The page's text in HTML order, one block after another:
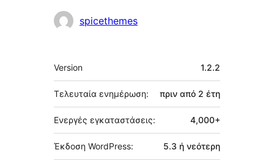
Συντελεστές
spicethemes
Μεταστοιχεία
Version 1.2.2
Τελευταία ενημέρωση: πριν από 2 έτη
Ενεργές εγκαταστάσεις: 4,000+
Έκδοση WordPress: 5.3 ή νεότερη